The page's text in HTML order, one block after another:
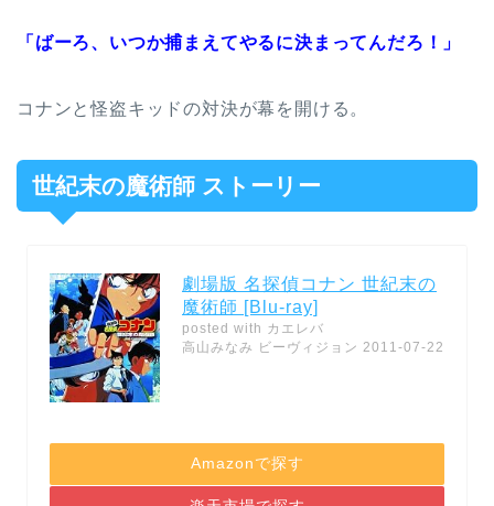
「ばーろ、いつか捕まえてやるに決まってんだろ！」
コナンと怪盗キッドの対決が幕を開ける。
世紀末の魔術師 ストーリー
劇場版 名探偵コナン 世紀末の
魔術師 [Blu-ray]
posted with カエレバ
高山みなみ ビーヴィジョン 2011-07-22
Amazonで探す